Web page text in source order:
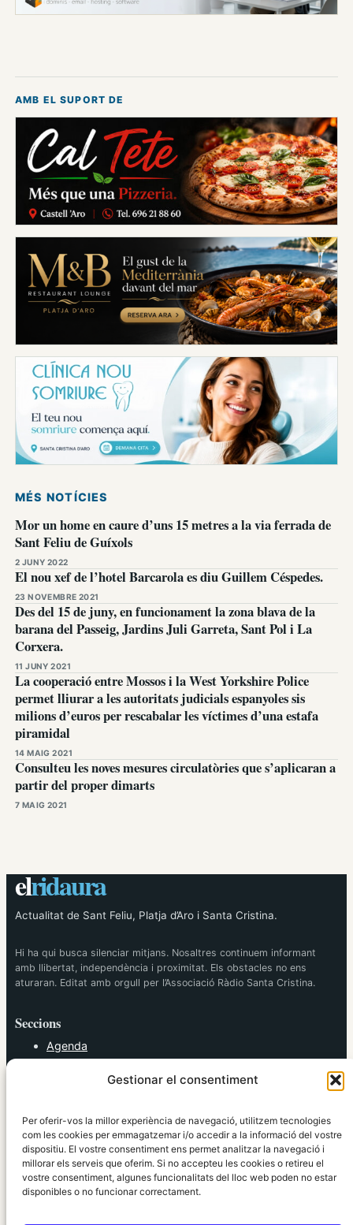
Gestionar el consentiment
Per oferir-vos la millor experiència de navegació, utilitzem tecnologies
com les cookies per emmagatzemar i/o accedir a la informació del vostre
dispositiu. El vostre consentiment ens permet analitzar la navegació i
millorar els serveis que oferim. Si no accepteu les cookies o retireu el
vostre consentiment, algunes funcionalitats del lloc web poden no estar
disponibles o no funcionar correctament.
AMB EL SUPORT DE
MÉS NOTÍCIES
Mor un home en caure d’uns 15 metres a la via ferrada de
Sant Feliu de Guíxols
2 JUNY 2022
El nou xef de l’hotel Barcarola es diu Guillem Céspedes.
23 NOVEMBRE 2021
Des del 15 de juny, en funcionament la zona blava de la
barana del Passeig, Jardins Juli Garreta, Sant Pol i La
Corxera.
11 JUNY 2021
La cooperació entre Mossos i la West Yorkshire Police
permet lliurar a les autoritats judicials espanyoles sis
milions d’euros per rescabalar les víctimes d’una estafa
piramidal
14 MAIG 2021
Consulteu les noves mesures circulatòries que s’aplicaran a
partir del proper dimarts
7 MAIG 2021
elridaura
Actualitat de Sant Feliu, Platja d’Aro i Santa Cristina.
Hi ha qui busca silenciar mitjans. Nosaltres continuem informant
amb llibertat, independència i proximitat. Els obstacles no ens
aturaran. Editat amb orgull per l’Associació Ràdio Santa Cristina.
Seccions
Agenda
Cultura
Política
Societat
Tendències
elRidaura.com